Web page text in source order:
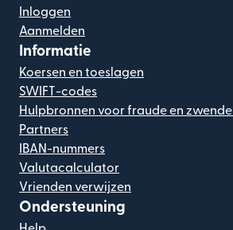
Inloggen
Aanmelden
Informatie
Koersen en toeslagen
SWIFT-codes
Hulpbronnen voor fraude en zwendel
Partners
IBAN-nummers
Valutacalculator
Vrienden verwijzen
Ondersteuning